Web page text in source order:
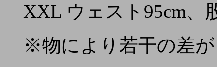
XXL ウェスト95cm、
※物により若干の差